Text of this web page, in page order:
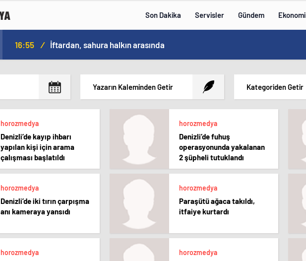
Son Dakika Servisler Gündem Ekonomi
16:55 / İftardan, sahura halkın arasında
Yazarın Kaleminden Getir Kategoriden Getir
horozmedya
Denizli’de kayıp ihbarı
yapılan kişi için arama
çalışması başlatıldı
horozmedya
Denizli’de fuhuş
operasyonunda yakalanan
2 şüpheli tutuklandı
horozmedya
Denizli’de iki tırın çarpışma
anı kameraya yansıdı
horozmedya
Paraşütü ağaca takıldı,
itfaiye kurtardı
horozmedya horozmedya